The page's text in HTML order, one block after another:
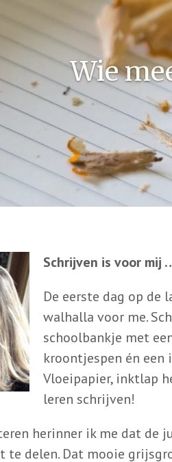
Wie
Schrijven is voor mij
De eerste dag op de
walhalla voor me.
schoolbankje met
kroontjespen én
Vloeipapier, inktlap
leren schrijven!
herinner ik me dat de
delen. Dat mooie